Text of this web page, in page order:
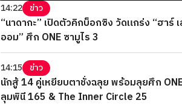
14:22 ข่าว
“นาดากะ” เปิดตัวคิกบ็อกซิง วัดแกร่ง “ฮาร์
ออม” ศึก ONE ซามูไร 3
14:15 ข่าว
นักสู้ 14 คู่เหยียบตาชั่งฉลุย พร้อมลุยศึก
ลุมพินี 165 & The Inner Circle 25